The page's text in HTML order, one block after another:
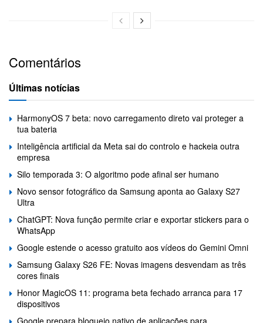
Comentários
Últimas notícias
HarmonyOS 7 beta: novo carregamento direto vai proteger a
tua bateria
Inteligência artificial da Meta sai do controlo e hackeia outra
empresa
Silo temporada 3: O algoritmo pode afinal ser humano
Novo sensor fotográfico da Samsung aponta ao Galaxy S27
Ultra
ChatGPT: Nova função permite criar e exportar stickers para o
WhatsApp
Google estende o acesso gratuito aos vídeos do Gemini Omni
Samsung Galaxy S26 FE: Novas imagens desvendam as três
cores finais
Honor MagicOS 11: programa beta fechado arranca para 17
dispositivos